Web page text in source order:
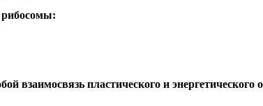
взаимосвязь пластического и энергетического